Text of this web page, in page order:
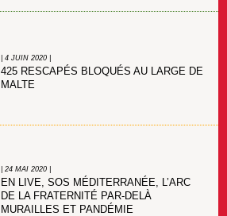
| 4 JUIN 2020 |
425 RESCAPÉS BLOQUÉS AU LARGE DE
MALTE
| 24 MAI 2020 |
EN LIVE, SOS MÉDITERRANÉE, L’ARC
DE LA FRATERNITÉ PAR-DELÀ
MURAILLES ET PANDÉMIE